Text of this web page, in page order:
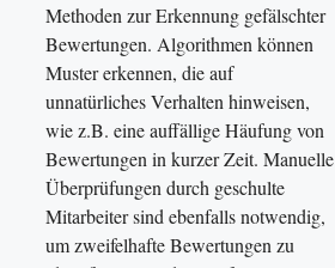
Methoden zur Erkennung gefälschter
Bewertungen. Algorithmen können
Muster erkennen, die auf
unnatürliches Verhalten hinweisen,
wie z.B. eine auffällige Häufung von
Bewertungen in kurzer Zeit. Manuelle
Überprüfungen durch geschulte
Mitarbeiter sind ebenfalls notwendig,
um zweifelhafte Bewertungen zu